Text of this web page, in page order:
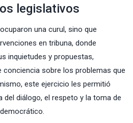
legislativos
una curul, sino que
en tribuna, donde
inquietudes y propuestas,
conciencia sobre los problemas que
este ejercicio les permitió
del diálogo, el respeto y la toma de